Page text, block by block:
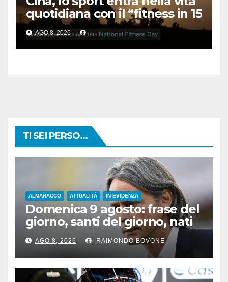
quotidiana con il “fitness in 15
minuti”
AGO 8, 2026
TI SEI PERSO...
ALMANACCO ATTUALITÀ IN EVIDENZA
Domenica 9 agosto: frase del
giorno, santi del giorno, nati
famosi, accadde oggi
AGO 8, 2026 RAIMONDO BOVONE